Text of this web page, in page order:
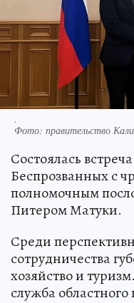
.
Фото: правительство
Состоялась
Беспрозванных с
полномочным
Питером Матуки.
Среди
сотрудничества
хозяйство и
служба областного